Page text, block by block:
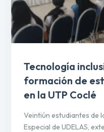
Tecnología
formación de
en la UTP Coclé
Veintiún estudiantes de
Especial de UDELAS,